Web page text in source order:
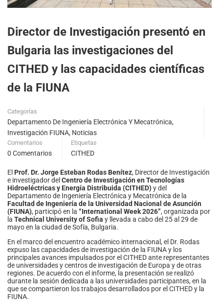
Director de Investigación presentó en
Bulgaria las investigaciones del
CITHED y las capacidades científicas
de la FIUNA
Categorías
Departamento De Ingeniería Electrónica Y Mecatrónica,
Investigación FIUNA, Noticias
Comentarios
0 Comentarios
Etiquetas
CITHED
El Prof. Dr. Jorge Esteban Rodas Benítez, Director de Investigación
e investigador del Centro de Investigación en Tecnologías
Hidroeléctricas y Energía Distribuida (CITHED)y del
Departamento de Ingeniería Electrónica y Mecatrónica de la
Facultad de Ingeniería de la Universidad Nacional de Asunción
(FIUNA), participó en la “International Week 2026”, organizada por
la Technical University of Sofia y llevada a cabo del 25 al 29 de
mayo en la ciudad de Sofía, Bulgaria.
En el marco del encuentro académico internacional, el Dr. Rodas
expuso las capacidades de investigación de la FIUNA y los
principales avances impulsados por el CITHED ante representantes
de universidades y centros de investigación de Europa y de otras
regiones. De acuerdo con el informe, la presentación se realizó
durante la sesión dedicada a las universidades participantes, en la
que se compartieron los trabajos desarrollados por el CITHED y la
FIUNA.